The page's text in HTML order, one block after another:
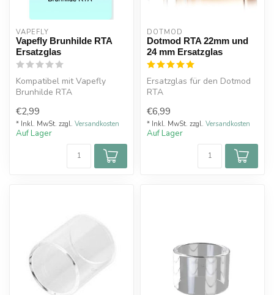
VAPEFLY
Vapefly Brunhilde RTA
Ersatzglas
Kompatibel mit Vapefly
Brunhilde RTA
€2,99
* Inkl. MwSt. zzgl. Versandkosten
Auf Lager
DOTMOD
Dotmod RTA 22mm und
24 mm Ersatzglas
Ersatzglas für den Dotmod
RTA
€6,99
* Inkl. MwSt. zzgl. Versandkosten
Auf Lager